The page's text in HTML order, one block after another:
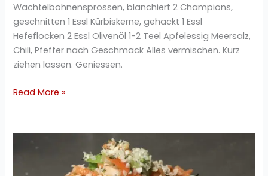
Wachtelbohnensprossen, blanchiert 2 Champions,
geschnitten 1 Essl Kürbiskerne, gehackt 1 Essl
Hefeflocken 2 Essl Olivenöl 1-2 Teel Apfelessig Meersalz,
Chili, Pfeffer nach Geschmack Alles vermischen. Kurz
ziehen lassen. Geniessen.
Read More »